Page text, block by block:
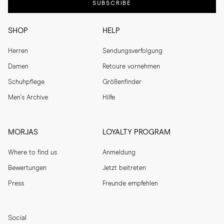
SHOP
Herren
Damen
Schuhpflege
Men's Archive
HELP
Sendungsverfolgung
Retoure vornehmen
Größenfinder
Hilfe
MORJAS
Where to find us
Bewertungen
Press
LOYALTY PROGRAM
Anmeldung
Jetzt beitreten
Freunde empfehlen
SUBSCRIBE
Social